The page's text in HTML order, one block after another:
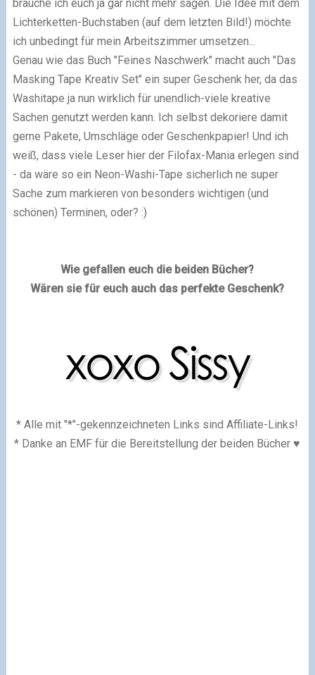
brauche ich euch ja gar nicht mehr sagen. Die Idee mit dem
Lichterketten-Buchstaben (auf dem letzten Bild!) möchte
ich unbedingt für mein Arbeitszimmer umsetzen...
Genau wie das Buch "Feines Naschwerk" macht auch "Das
Masking Tape Kreativ Set" ein super Geschenk her, da das
Washitape ja nun wirklich für unendlich-viele kreative
Sachen genutzt werden kann. Ich selbst dekoriere damit
gerne Pakete, Umschläge oder Geschenkpapier! Und ich
weiß, dass viele Leser hier der Filofax-Mania erlegen sind
- da wäre so ein Neon-Washi-Tape sicherlich ne super
Sache zum markieren von besonders wichtigen (und
schönen) Terminen, oder? :)
Wie gefallen euch die beiden Bücher?
Wären sie für euch auch das perfekte Geschenk?
* Alle mit "*"-gekennzeichneten Links sind Affiliate-Links!
* Danke an EMF für die Bereitstellung der beiden Bücher ♥